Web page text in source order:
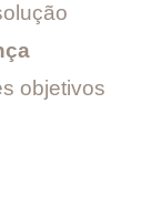
objetivos